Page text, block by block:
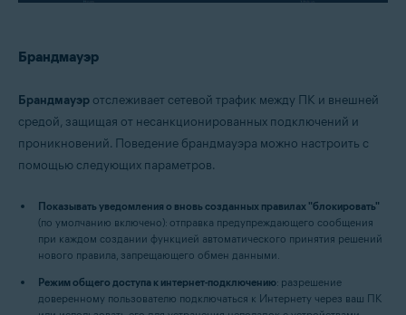
Брандмауэр
Брандмауэр отслеживает сетевой трафик между ПК и внешней
средой, защищая от несанкционированных подключений и
проникновений. Поведение брандмауэра можно настроить с
помощью следующих параметров.
Показывать уведомления о вновь созданных правилах "блокировать"
(по умолчанию включено): отправка предупреждающего сообщения
при каждом создании функцией автоматического принятия решений
нового правила, запрещающего обмен данными.
Режим общего доступа к интернет-подключению: разрешение
доверенному пользователю подключаться к Интернету через ваш ПК